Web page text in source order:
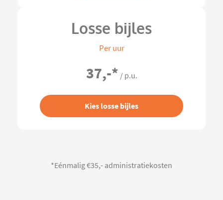
Losse bijles
Per uur
37,-* / p.u.
Kies losse bijles
*Eénmalig €35,- administratiekosten